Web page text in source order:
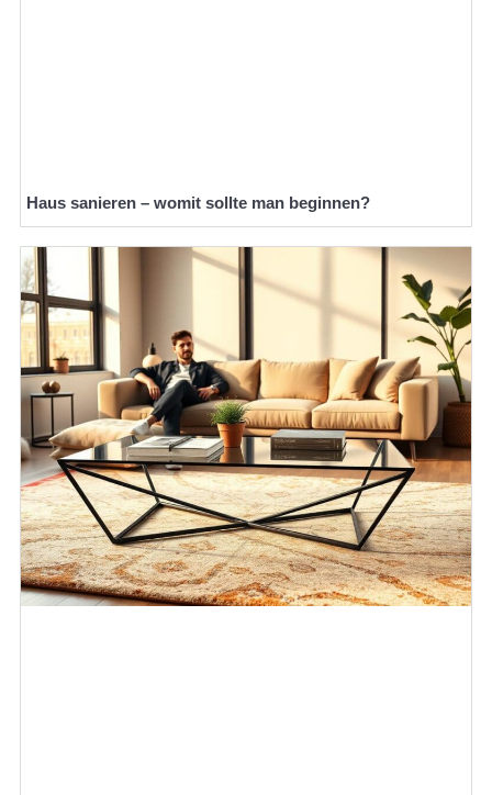
Haus sanieren – womit sollte man beginnen?